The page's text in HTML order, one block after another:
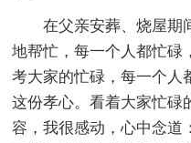
在父亲安葬、烧屋期
地帮忙，每一个人都忙碌
考大家的忙碌，每一个人
这份孝心。看着大家忙碌
容，我很感动，心中念道